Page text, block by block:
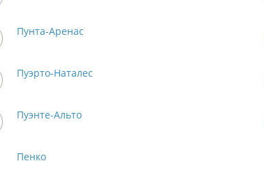
Пунта-Аренас
Пуэрто-Наталес
Пуэнте-Альто
Пенко